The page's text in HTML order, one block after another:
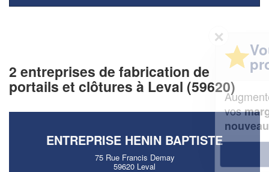
2 entreprises de fabrication de
portails et clôtures à Leval (59620)
ENTREPRISE HENIN BAPTISTE
75 Rue Francis Demay
59620 Leval
professionnel ?
Augmentez votrechiffre d'affaireset
vosmargestout en gagnant de
En savoir plus